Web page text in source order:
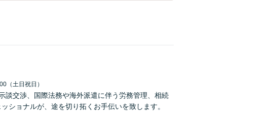
（土日祝日）
談交渉、国際法務や海外派遣に伴う労務管理、相続
ショナルが、途を切り拓くお手伝いを致します。